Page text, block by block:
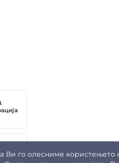
Ви го олесниме користењето